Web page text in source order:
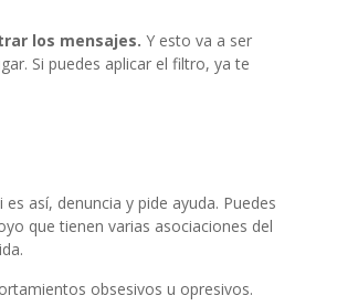
los mensajes. Y esto va a ser
Si puedes aplicar el filtro, ya te
así, denuncia y pide ayuda. Puedes
que tienen varias asociaciones del
obsesivos u opresivos.